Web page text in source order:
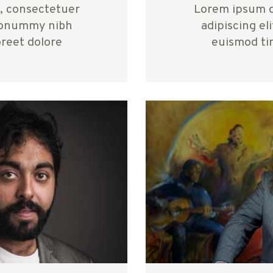
consectetuer
nibh
dolore
Lorem ipsum
adipiscing
euismod